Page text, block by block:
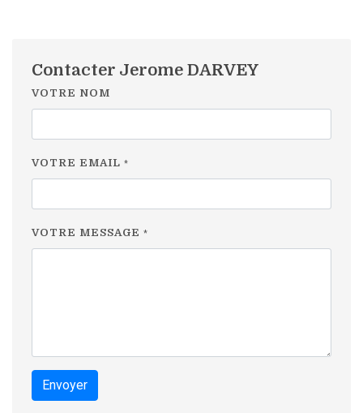
Contacter Jerome DARVEY
VOTRE NOM
VOTRE EMAIL *
VOTRE MESSAGE *
Envoyer